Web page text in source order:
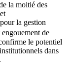
la moitié des
la gestion
de
le potentiel
dans